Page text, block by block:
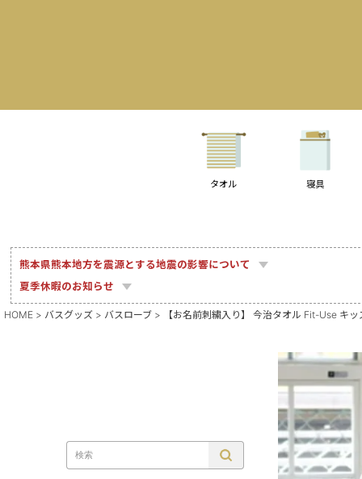
タオル 寝具
熊本県熊本地方を震源とする地震の影響について
夏季休暇のお知らせ
HOME バスグッズ バスローブ 【お名前刺繍入り】 今治タオル Fit-Use キ